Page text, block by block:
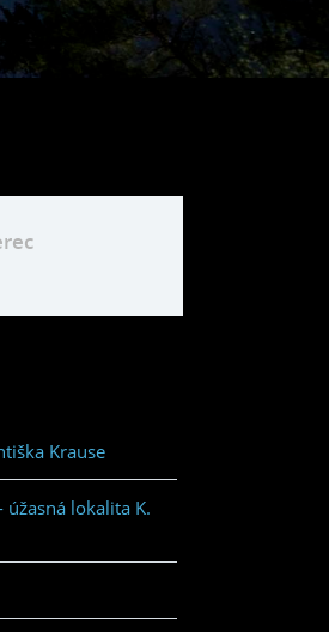
Krause
úžasná lokalita K.